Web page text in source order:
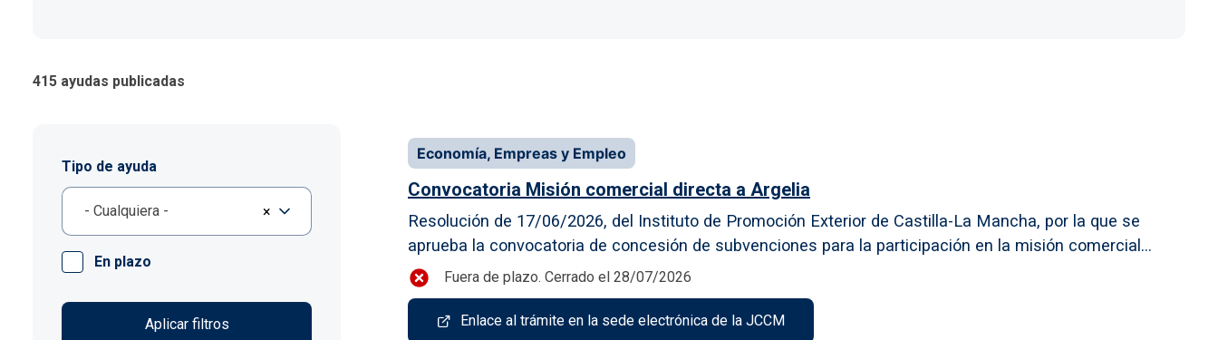
415 ayudas publicadas
Tipo de ayuda
×
- Cualquiera -
En plazo
Economía, Empreas y Empleo
Convocatoria Misión comercial directa a Argelia
Resolución de 17/06/2026, del Instituto de Promoción Exterior de Castilla-La Mancha, por la que se
aprueba la convocatoria de concesión de subvenciones para la participación en la misión comercial...
Fuera de plazo. Cerrado el 28/07/2026
Enlace al trámite en la sede electrónica de la JCCM